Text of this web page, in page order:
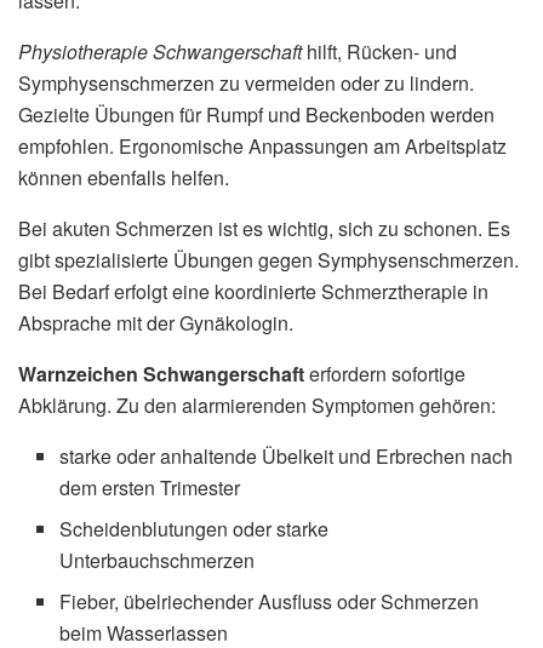
Physiotherapie Schwangerschafthilft, Rücken- und
Symphysenschmerzen zu vermeiden oder zu lindern.
Gezielte Übungen für Rumpf und Beckenboden werden
empfohlen. Ergonomische Anpassungen am Arbeitsplatz
können ebenfalls helfen.
Bei akuten Schmerzen ist es wichtig, sich zu schonen. Es
gibt spezialisierte Übungen gegen Symphysenschmerzen.
Bei Bedarf erfolgt eine koordinierte Schmerztherapie in
Absprache mit der Gynäkologin.
Warnzeichen Schwangerschafterfordern sofortige
Abklärung. Zu den alarmierenden Symptomen gehören:
starke oder anhaltende Übelkeit und Erbrechen nach
dem ersten Trimester
Scheidenblutungen oder starke
Unterbauchschmerzen
Fieber, übelriechender Ausfluss oder Schmerzen
beim Wasserlassen